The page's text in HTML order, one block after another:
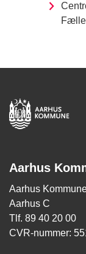
Aarhus
Aarhus
Aarhus C
Tlf. 89 40 20 00
CVR-nummer: